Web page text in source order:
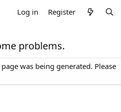
Log in Register
problems.
was being generated. Please